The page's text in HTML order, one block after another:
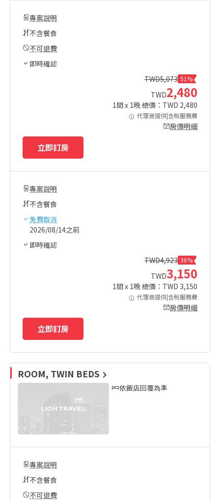
專案說明
不含餐食
不可退費
即時確認
TWD5,073 51%
TWD2,480
1間 x 1晚 總價：TWD 2,480
代理商提供|含稅服務費
房價明細
立即訂房
專案說明
不含餐食
免費取消
2026/08/14之前
即時確認
TWD4,923 36%
TWD3,150
1間 x 1晚 總價：TWD 3,150
代理商提供|含稅服務費
房價明細
立即訂房
ROOM, TWIN BEDS
依飯店回覆為準
專案說明
不含餐食
不可退費